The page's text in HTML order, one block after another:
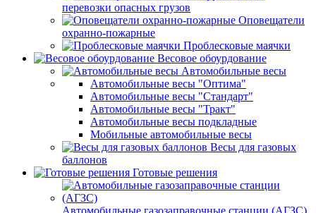
перевозки опасных грузов
Оповещатели
охранно-пожарные
Проблесковые маячки
Весовое обоурдование
Автомобильные весы
Автомобильные весы "Оптима"
Автомобильные весы "Стандарт"
Автомобильные весы "Тракт"
Автомобильные весы подкладные
Мобильные автомобильные весы
Весы для газовых
баллонов
Готовые решения
Автомобильные газозаправочные станции (АГЗС)